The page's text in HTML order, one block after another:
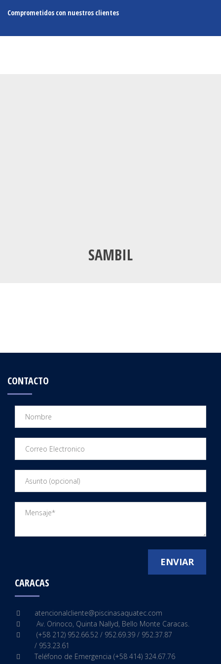
Comprometidos con nuestros clientes
SAMBIL
CONTACTO
CARACAS
atencionalcliente@piscinasaquatec.com
Av. Orinoco, Quinta Nallyd, Bello Monte Caracas.
(+58 212) 952.66.52 / 952.69.39 / 952.37.87
/ 953.23.61
Teléfono de Emergencia (+58 414) 324.67.76